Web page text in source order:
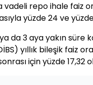
repo ihale faiz
yüzde 24 ve
da 3 aya yakın süre
yıllık bileşik faiz
için yüzde 17,32